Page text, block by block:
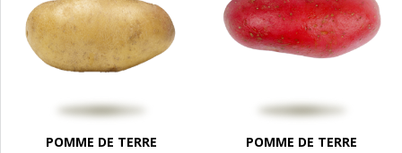
POMME DE TERRE
POMME DE TERRE